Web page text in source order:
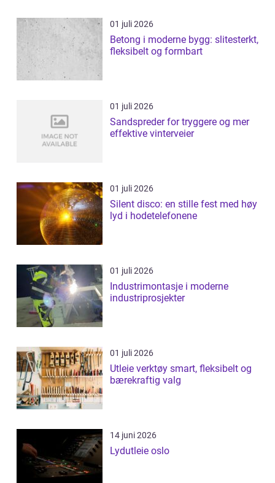
01 juli 2026
Betong i moderne bygg: slitesterkt,
fleksibelt og formbart
01 juli 2026
Sandspreder for tryggere og mer
effektive vinterveier
01 juli 2026
Silent disco: en stille fest med høy
lyd i hodetelefonene
01 juli 2026
Industrimontasje i moderne
industriprosjekter
01 juli 2026
Utleie verktøy smart, fleksibelt og
bærekraftig valg
14 juni 2026
Lydutleie oslo